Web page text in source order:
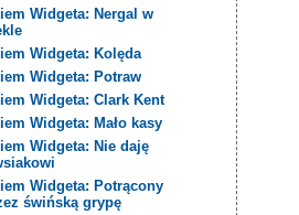
Widgeta: Nergal w
Widgeta: Kolęda
Widgeta: Potraw
Widgeta: Clark Kent
Widgeta: Mało kasy
Widgeta: Nie daję
Widgeta: Potrącony
świńską grypę